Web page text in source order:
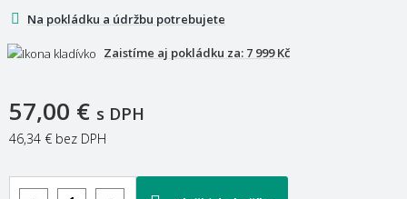
Na pokládku a údržbu potrebujete
Zaistíme aj pokládku za: 7 999 Kč
57,00 € s DPH
46,34 € bez DPH